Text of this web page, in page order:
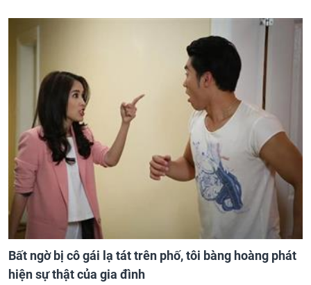
Bất ngờ bị cô gái lạ tát trên phố, tôi bàng hoàng phát
hiện sự thật của gia đình